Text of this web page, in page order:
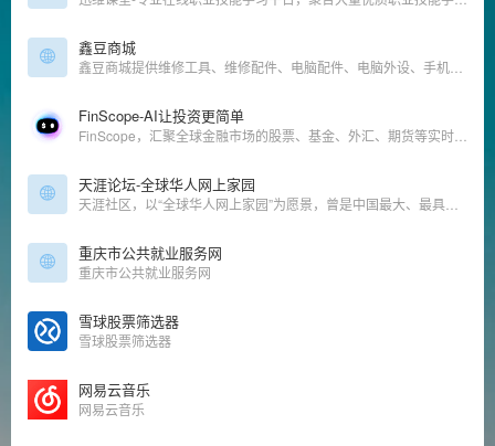
鑫豆商城
FinScope-AI让投资更简单
天涯论坛-全球华人网上家园
重庆市公共就业服务网
重庆市公共就业服务网
雪球股票筛选器
雪球股票筛选器
网易云音乐
网易云音乐